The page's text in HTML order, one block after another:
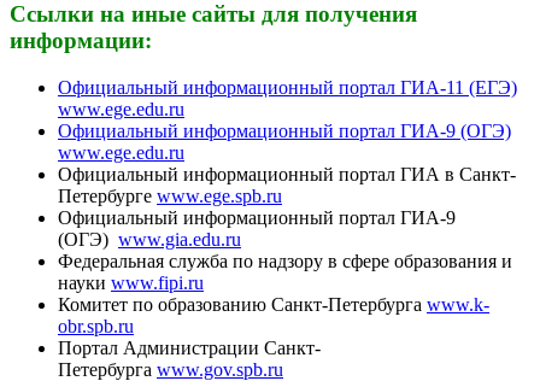
Ссылки на иные сайты для получения
информации:
Официальный информационный портал ГИА-11 (ЕГЭ)
www.ege.edu.ru
Официальный информационный портал ГИА-9 (ОГЭ)
www.ege.edu.ru
Официальный информационный портал ГИА в Санкт-
Петербурге www.ege.spb.ru
Официальный информационный портал ГИА-9
(ОГЭ) www.gia.edu.ru
Федеральная служба по надзору в сфере образования и
науки www.fipi.ru
Комитет по образованию Санкт-Петербурга www.k-
obr.spb.ru
Портал Администрации Санкт-
Петербурга www.gov.spb.ru